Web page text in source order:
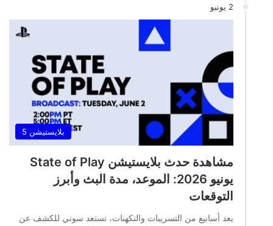
2 يونيو
بلايستيشن 5
مشاهدة حدث بلايستيشن State of Play
يونيو 2026: الموعد، مدة البث وأبرز
التوقعات
بعد أسابيع من التسريبات والتكهنات، تستعد سوني للكشف عن